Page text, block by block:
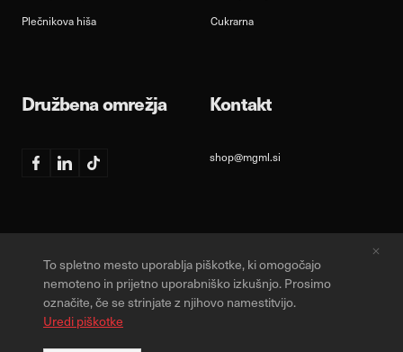
Plečnikova hiša
Cukrarna
Družbena omrežja
Facebook
LinkedinTikTok
Kontakt
shop@mgml.si
Varstvo osebnih podatkov Obvestilo o piškotkih Splošni pogoji
Designed & Developed by
To spletno mesto uporablja piškotke, ki omogočajo
nemoteno in prijetno uporabniško izkušnjo. Prosimo
označite, če se strinjate z njihovo namestitvijo.
Uredi piškotke